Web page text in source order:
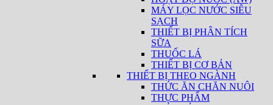
MÁY LỌC NƯỚC SIÊU
SẠCH
THIẾT BỊ PHÂN TÍCH
SỮA
THUỐC LÁ
THIẾT BỊ CƠ BẢN
THIẾT BỊ THEO NGÀNH
THỨC ĂN CHĂN NUÔI
THỰC PHẨM